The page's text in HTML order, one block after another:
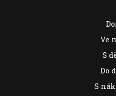
Ve
S
Do
S